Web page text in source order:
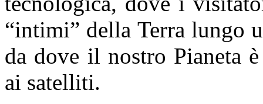
“intimi” della Terra lungo
da dove il nostro Pianeta
ai satelliti.